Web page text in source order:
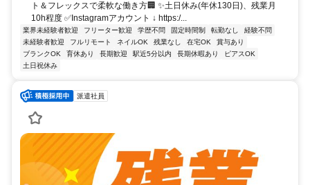
ト＆フレックスで柔軟な働き方🏢 ✨土日休み(年休130日)、残業月
10h程度 ✅Instagramアカウント ↓ https:/...
業界未経験者歓迎 フリーター歓迎 学歴不問 固定時間制 転勤なし
経験不問
未経験者歓迎
フルリモート ネイルOK 残業なし 在宅OK
賞与あり
ブランクOK
育休あり 長期歓迎 駅近5分以内 長期休暇あり
ピアスOK
土日祝休み
派遣社員